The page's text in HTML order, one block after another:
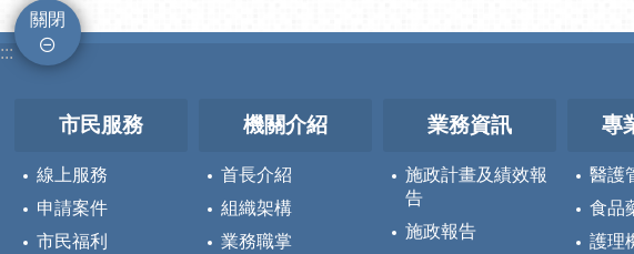
關閉
:::
市民服務
線上服務
申請案件
市民福利
機關介紹
首長介紹
組織架構
業務職掌
業務資訊
施政計畫及績效報
告
施政報告
專
醫護
食品
護理